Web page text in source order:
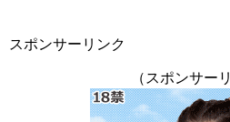
スポンサーリンク
（スポンサー